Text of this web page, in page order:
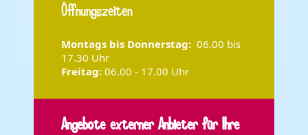
Öffnungszeiten
Montags bis Donnerstag: 06.00 bis
17.30 Uhr
Freitag: 06.00 - 17.00 Uhr
Angebote externer Anbieter für Ihre